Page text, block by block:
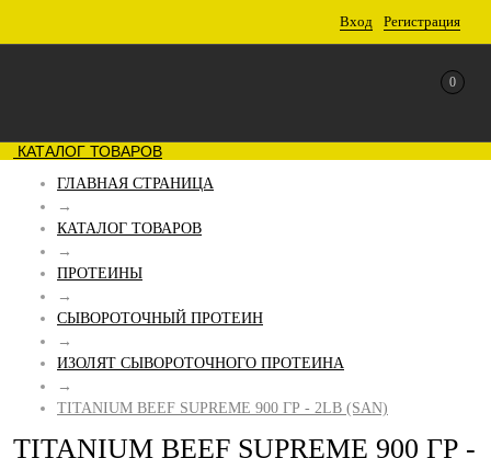
Вход Регистрация
0
КАТАЛОГ ТОВАРОВ
ГЛАВНАЯ СТРАНИЦА
→
КАТАЛОГ ТОВАРОВ
→
ПРОТЕИНЫ
→
СЫВОРОТОЧНЫЙ ПРОТЕИН
→
ИЗОЛЯТ CЫВОРОТОЧНОГО ПРОТЕИНА
→
TITANIUM BEEF SUPREME 900 ГР - 2LB (SAN)
TITANIUM BEEF SUPREME 900 ГР -